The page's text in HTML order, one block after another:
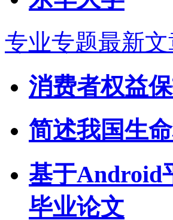
专业专题最新文
消费者权益
简述我国生
基于Android
毕业论文